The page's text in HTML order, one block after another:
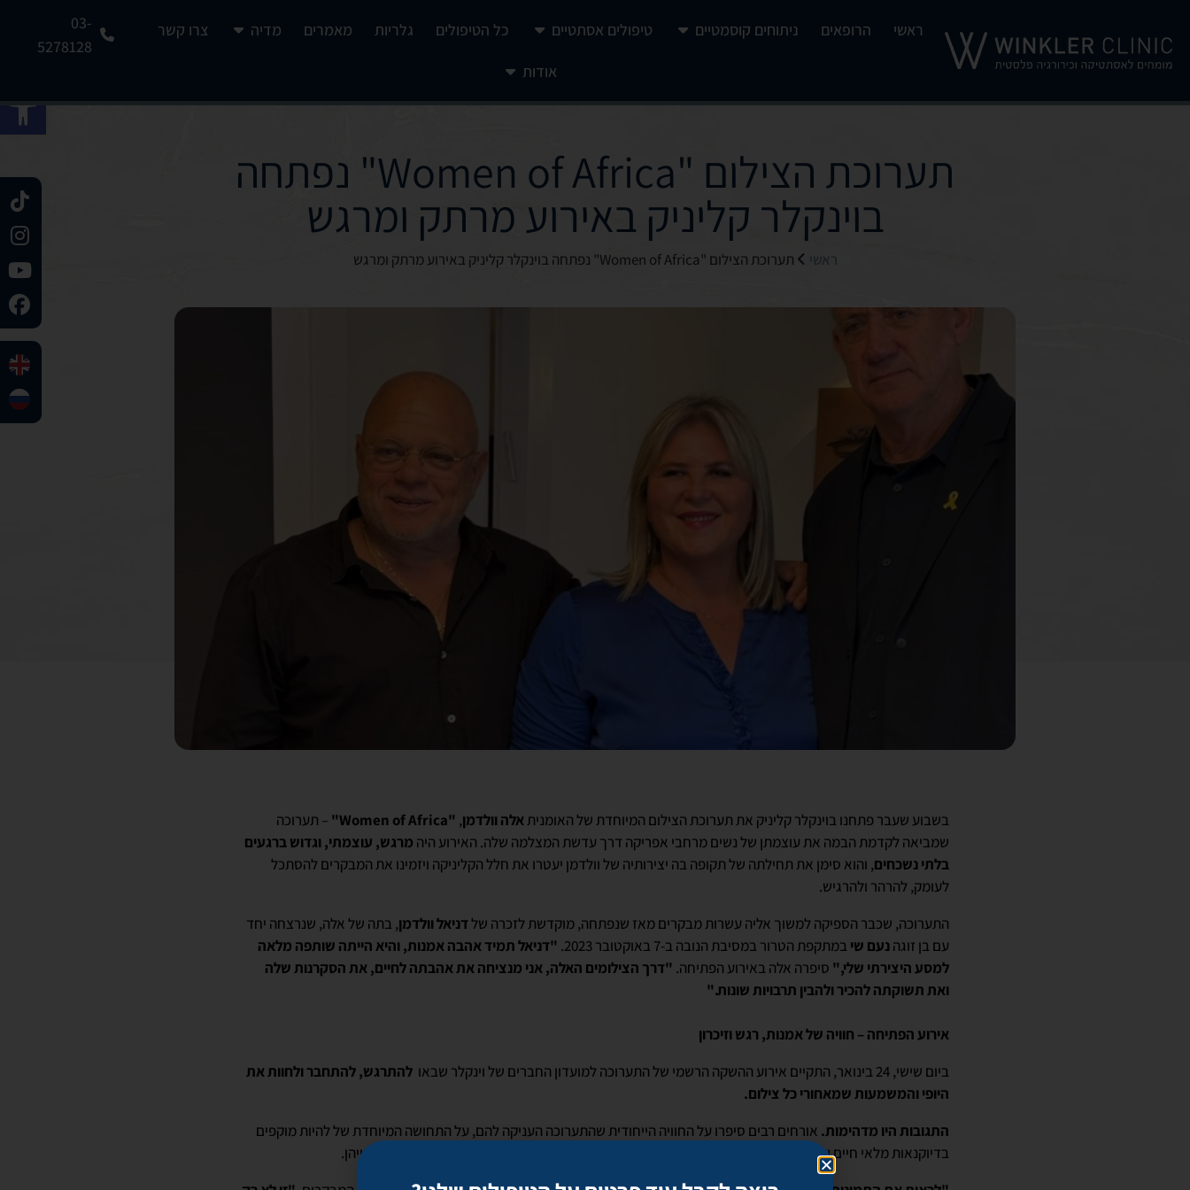
ראשי הרופאים ניתוחים קוסמטיים טיפולים אסתטיים כל הטיפולים גלריות מאמרים מדיה צרו קשר
אודות
03-
5278128
תערוכת הצילום "Women of Africa" נפתחה
בוינקלר קליניק באירוע מרתק ומרגש
ראשי תערוכת הצילום "Women of Africa" נפתחה בוינקלר קליניק באירוע מרתק ומרגש
בשבוע שעבר פתחנו בוינקלר קליניק את תערוכת הצילום המיוחדת של האומניתאלה וולדמן,
"Women of Africa"
– תערוכה
שמביאה לקדמת הבמה את עוצמתן של נשים מרחבי אפריקה דרך עדשת המצלמה שלה. האירוע היה מרגש, עוצמתי, וגדוש ברגעים
בלתי נשכחים, והוא סימן את תחילתה של תקופה בה יצירותיה של וולדמן יעטרו את חלל הקליניקה ויזמינו את המבקרים להסתכל
לעומק, להרהר ולהרגיש.
התערוכה, שכבר הספיקה למשוך אליה עשרות מבקרים מאז שנפתחה, מוקדשת לזכרה שלדניאל וולדמן, בתה של אלה, שנרצחה יחד
עם בן זוגהנעם שי במתקפת הטרור במסיבת הנובה ב-7 באוקטובר 2023.
"דניאל תמיד אהבה אמנות, והיא הייתה שותפה מלאה
למסע היצירתי שלי," סיפרה אלה באירוע הפתיחה. "דרך הצילומים האלה, אני מנציחה את אהבתה לחיים, את הסקרנות שלה
ואת תשוקתה להכיר ולהבין תרבויות שונות."
אירוע הפתיחה – חוויה של אמנות, רגש וזיכרון
ביום שישי, 24 בינואר, התקיים אירוע ההשקה הרשמי של התערוכה למועדון החברים של וינקלר שבאו
להתרגש, להתחבר ולחוות את
היופי והמשמעות שמאחורי כל צילום.
התגובות היו מדהימות. אורחים רבים סיפרו על החוויה הייחודית שהתערוכה העניקה להם, על התחושה המיוחדת של להיות מוקפים
בדיוקנאות מלאי חיים של נשים מרחבי אפריקה, ועל החיבור העמוק שנוצר בין הדמויות המצולמות לבין סיפור חייהן.